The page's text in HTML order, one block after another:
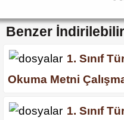
Benzer
1. Sınıf
Okuma Metni
1. Sınıf